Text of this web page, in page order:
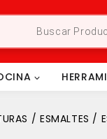
/ ESMALTES /